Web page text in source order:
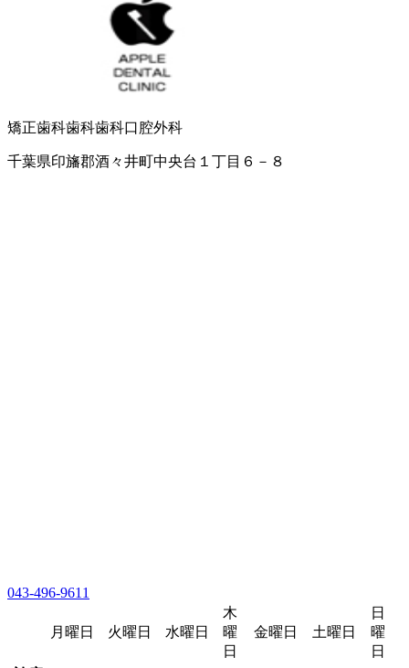
矯正歯科歯科歯科口腔外科
千葉県印旛郡酒々井町中央台１丁目６－８
043-496-9611
月曜日 火曜日 水曜日
木
曜
日
金曜日 土曜日
日
曜
日